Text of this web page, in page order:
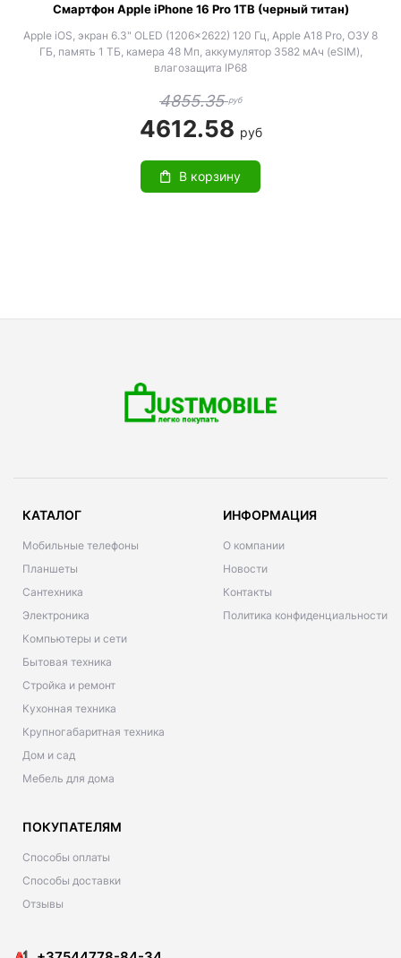
Смартфон Apple iPhone 16 Pro 1TB (черный титан)
Apple iOS, экран 6.3" OLED (1206x2622) 120 Гц, Apple A18 Pro, ОЗУ 8
ГБ, память 1 ТБ, камера 48 Мп, аккумулятор 3582 мАч (eSIM),
влагозащита IP68
4855.35руб
4612.58 руб
В корзину
КАТАЛОГ
Мобильные телефоны
Планшеты
Сантехника
Электроника
Компьютеры и сети
Бытовая техника
Стройка и ремонт
Кухонная техника
Крупногабаритная техника
Дом и сад
Мебель для дома
ИНФОРМАЦИЯ
О компании
Новости
Контакты
Политика конфиденциальности
ПОКУПАТЕЛЯМ
Способы оплаты
Способы доставки
Отзывы